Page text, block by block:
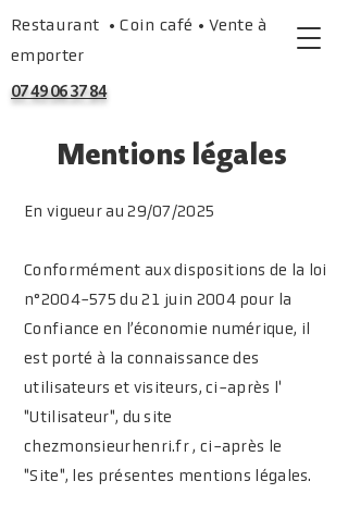
Restaurant • Coin café • Vente à
emporter
07 49 06 37 84
Mentions légales
En vigueur au 29/07/2025
Conformément aux dispositions de la loi
n°2004-575 du 21 juin 2004 pour la
Confiance en l’économie numérique, il
est porté à la connaissance des
utilisateurs et visiteurs, ci-après l'
"Utilisateur", du site
chezmonsieurhenri.fr , ci-après le
"Site", les présentes mentions légales.